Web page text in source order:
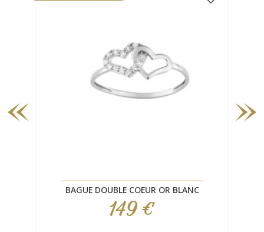
BAGUE DOUBLE COEUR OR BLANC
Prix
149 €